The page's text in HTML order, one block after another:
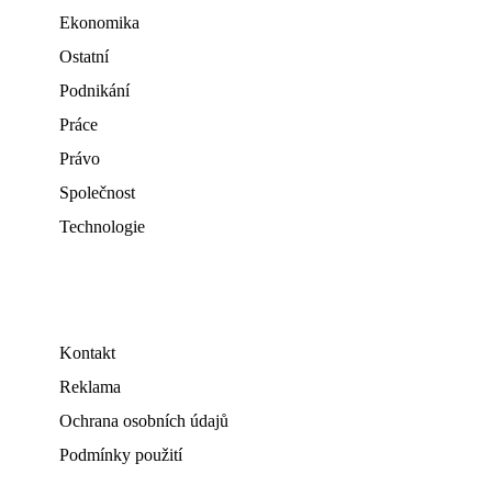
Ekonomika
Ostatní
Podnikání
Práce
Právo
Společnost
Technologie
Kontakt
Reklama
Ochrana osobních údajů
Podmínky použití